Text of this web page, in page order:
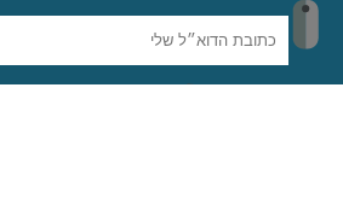
כאשר הן הופכות לטכנולוגיות בשלבי ייצור